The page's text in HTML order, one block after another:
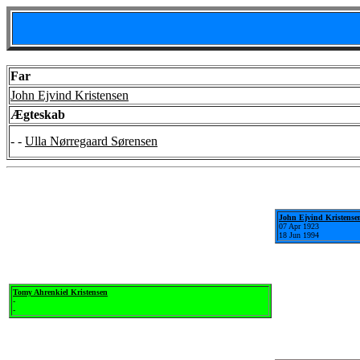
Far
John Ejvind Kristensen
Ægteskab
- - Ulla Nørregaard Sørensen
Tomy Ahrenkiel Kristensen
-
-
John Ejvind
07 Apr 1923
18 Jun 1994